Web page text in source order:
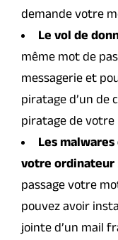
demande votre
Le vol de
même mot de
messagerie et
piratage d’un de
piratage de votre
Les
votre ordinateur
passage votre
pouvez avoir
jointe d’un mail